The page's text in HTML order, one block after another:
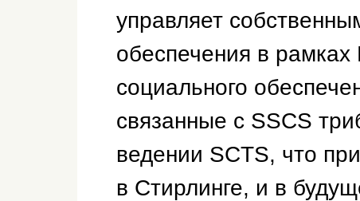
управляет
обеспечения в рамках
социального
связанные с SSCS
ведении SCTS, что
в Стирлинге, и в